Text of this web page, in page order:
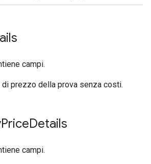
campi.
prezzo della prova senza costi.
PriceDetails
campi.